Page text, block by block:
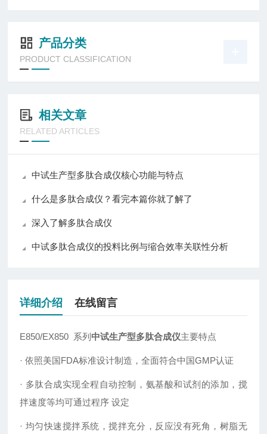
产品分类
PRODUCT CLASSIFICATION
相关文章
RELATED ARTICLES
中试生产型多肽合成仪核心功能与特点
什么是多肽合成仪？看完本篇你就了解了
深入了解多肽合成仪
中试多肽合成仪的投料比例与缩合效率关联性分析​
详细介绍 在线留言
E850/EX850 系列中试生产型多肽合成仪主要特点
· 依照美国FDA标准设计制造，全面符合中国GMP认证
· 多肽合成实现全程自动控制，氨基酸和试剂的添加，搅
拌速度等均可通过程序 设定
· 均匀快速搅拌系统，搅拌充分，反应没有死角，树脂无